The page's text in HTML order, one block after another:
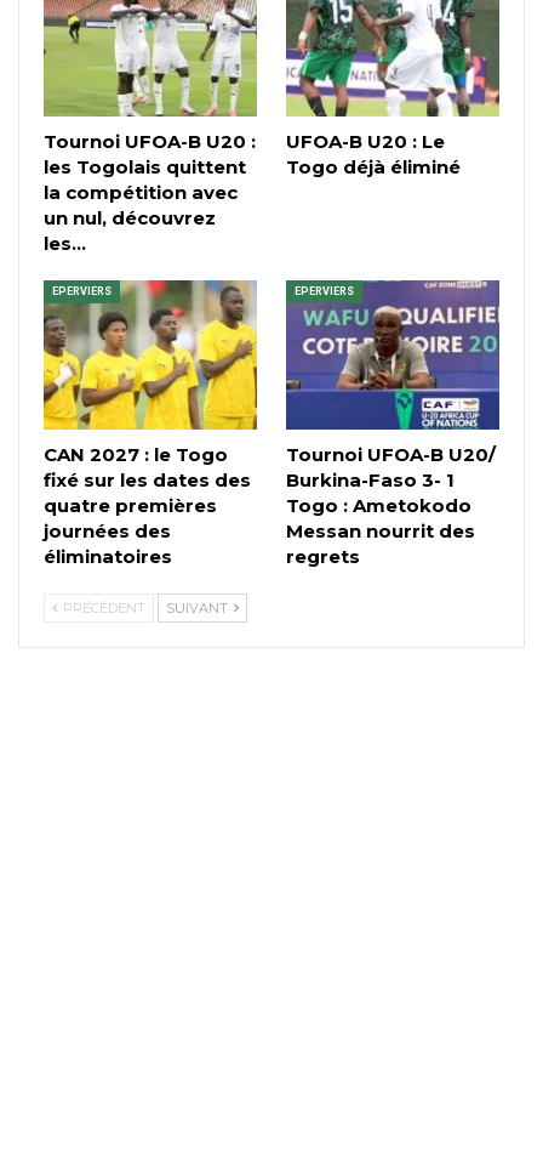
Tournoi UFOA-B U20 :
les Togolais quittent
la compétition avec
un nul, découvrez
les…
UFOA-B U20 : Le
Togo déjà éliminé
EPERVIERS
CAN 2027 : le Togo
fixé sur les dates des
quatre premières
journées des
éliminatoires
EPERVIERS
Tournoi UFOA-B U20/
Burkina-Faso 3- 1
Togo : Ametokodo
Messan nourrit des
regrets
PRÉCÉDENT SUIVANT